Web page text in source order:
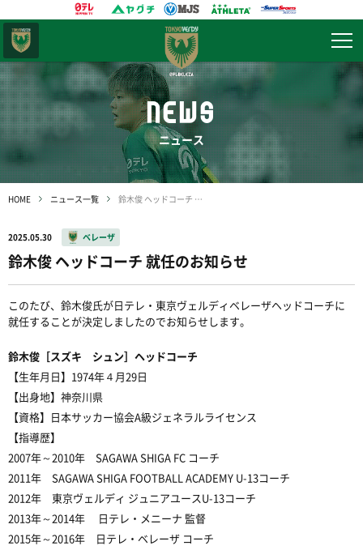
NEWS
ニュース
HOME ニュース一覧 鈴木俊 ヘッドコーチ 就任のお知らせ
2025.05.30 ベレーザ
鈴木俊 ヘッドコーチ 就任のお知らせ
このたび、 鈴木俊氏が日テレ・東京ヴェルディベレーザヘッドコーチに
就任することが決定 しましたのでお知らせします。
鈴木俊［スズキ シュン］ヘッドコーチ
【生年月日】1974年４月29日
【出身地】神奈川県
【資格】日本サッカー協会A級ジェネラルライセンス
【指導歴】
2007年～2010年 SAGAWA SHIGA FC コーチ
2011年 SAGAWA SHIGA FOOTBALL ACADEMY U-13コーチ
2012年 東京ヴェルディ ジュニアユースU-13コーチ
2013年～2014年 日テレ・メニーナ 監督
2015年～2016年 日テレ・ベレーザ コーチ